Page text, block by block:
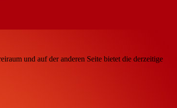
und auf der anderen Seite bietet die derzeitige